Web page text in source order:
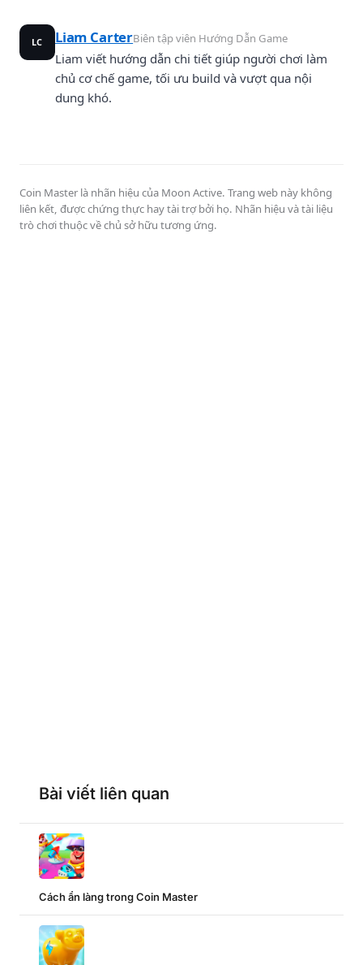
LC Liam CarterBiên tập viên Hướng Dẫn Game
Liam viết hướng dẫn chi tiết giúp người chơi làm
chủ cơ chế game, tối ưu build và vượt qua nội
dung khó.
Coin Master là nhãn hiệu của Moon Active. Trang web này không
liên kết, được chứng thực hay tài trợ bởi họ. Nhãn hiệu và tài liệu
trò chơi thuộc về chủ sở hữu tương ứng.
Bài viết liên quan
Cách ẩn làng trong Coin Master